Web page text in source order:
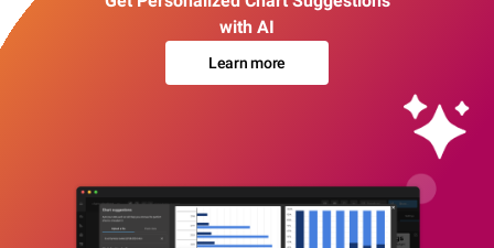
with AI
Learn more